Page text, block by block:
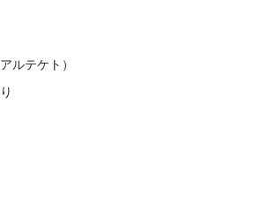
ルテケト）